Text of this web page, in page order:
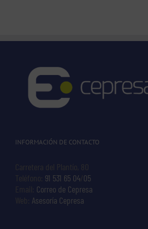
INFORMACIÓN DE CONTACTO
Carretera del Plantío, 80
Teléfono: 91 531 65 04 05
Email: Correo de Cepresa
Web: Asesoría Cepresa